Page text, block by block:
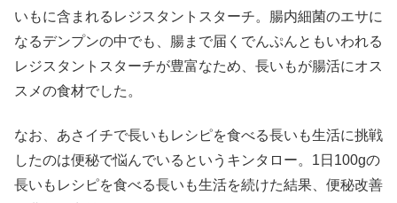
いもに含まれるレジスタントスターチ。腸内細菌のエサに
なるデンプンの中でも、腸まで届くでんぷんともいわれる
レジスタントスターチが豊富なため、長いもが腸活にオス
スメの食材でした。
なお、あさイチで長いもレシピを食べる長いも生活に挑戦
したのは便秘で悩んでいるというキンタロー。1日100gの
長いもレシピを食べる長いも生活を続けた結果、便秘改善